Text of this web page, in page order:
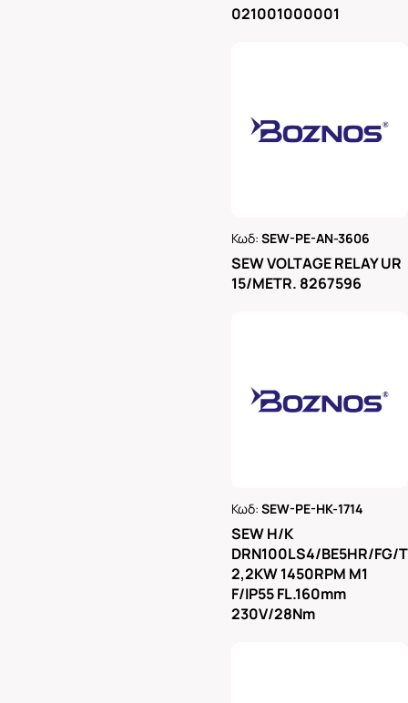
021001000001
Κωδ:SEW-PE-AN-3606
SEW VOLTAGE RELAY UR
15/METR. 8267596
Κωδ:SEW-PE-HK-1714
SEW H/K
DRN100LS4/BE5HR/FG/
2,2KW 1450RPM M1
F/IP55 FL.160mm
230V/28Nm